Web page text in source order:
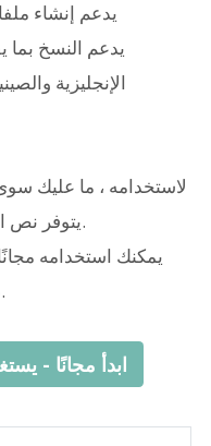
يدعم إنشاء
الإنجليزية
لاستخدامه ، ما عليك
يتوفر نص النسخ في ثوانٍ إلى عشرات الدقائق.
دقائق ، لذا يرجى تجربته مرة واحدة.
ابدأ مجانًا -